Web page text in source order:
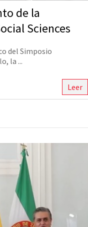
de la
Sciences
del Simposio
la ...
Leer